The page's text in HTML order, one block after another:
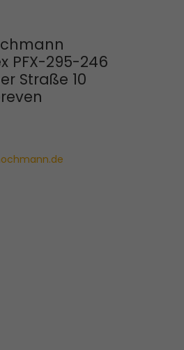
PFX-295-246
Straße 10